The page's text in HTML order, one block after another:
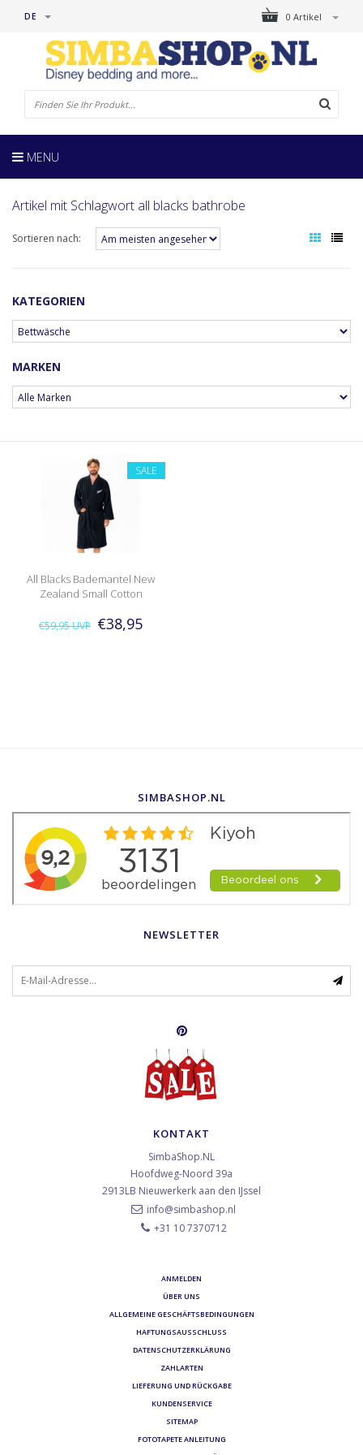
0 Artikel
DE
MENU
Artikel mit Schlagwort all blacks bathrobe
Sortieren nach:
KATEGORIEN
MARKEN
SALE
All Blacks Bademantel New
Zealand Small Cotton
€59,95UVP €38,95
SIMBASHOP.NL
NEWSLETTER
KONTAKT
SimbaShop.NL
Hoofdweg-Noord 39a
2913LB Nieuwerkerk aan den IJssel
info@simbashop.nl
+31 10 7370712
ANMELDEN
ÜBER UNS
ALLGEMEINE GESCHÄFTSBEDINGUNGEN
HAFTUNGSAUSSCHLUSS
DATENSCHUTZERKLÄRUNG
ZAHLARTEN
LIEFERUNG UND RÜCKGABE
KUNDENSERVICE
SITEMAP
FOTOTAPETE ANLEITUNG